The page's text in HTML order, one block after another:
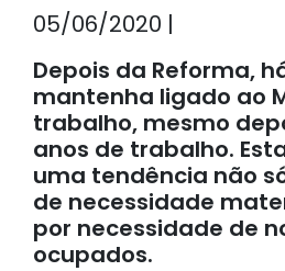
05/06/2020 |
Depois da Reforma,
mantenha ligado ao
trabalho, mesmo
anos de trabalho.
uma tendência não
de necessidade
por necessidade de
ocupados.